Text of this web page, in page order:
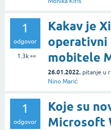
1
odgovor
1.3k👀
Kakav je
operativni
mobitele
26.01.2022. pitanje u
Nino Marić
1
odgovor
Koje su
Microsoft